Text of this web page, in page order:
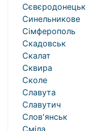
Сєвєродонецьк
Синельникове
Сімферополь
Скадовськ
Скалат
Сквира
Сколе
Славута
Славутич
Слов'янськ
Сміла